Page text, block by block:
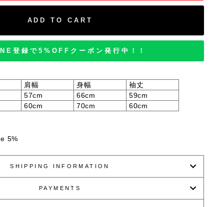
ADD TO CART
登録で5%OFFクーポン発行中！！
肩幅 身幅
袖丈
57cm 66cm
59cm
60cm 70cm 60cm
5%
SHIPPING INFORMATION
PAYMENTS